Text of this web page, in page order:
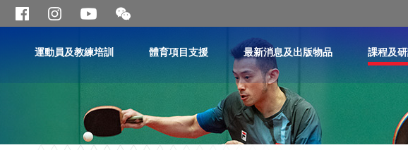
開
合
運動員及教練培訓 體育項目支援 最新消息及出版物品 課程及